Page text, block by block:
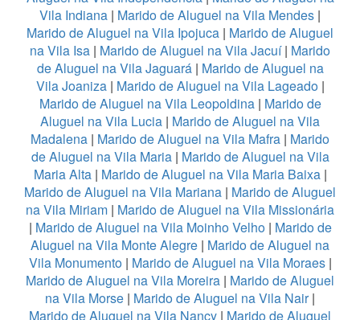
Vila Indiana | Marido de Aluguel na Vila Mendes |
Marido de Aluguel na Vila Ipojuca | Marido de Aluguel
na Vila Isa | Marido de Aluguel na Vila Jacuí| Marido
de Aluguel na Vila Jaguará| Marido de Aluguel na
Vila Joaniza| Marido de Aluguel na Vila Lageado|
Marido de Aluguel na Vila Leopoldina| Marido de
Aluguel na Vila Lucia | Marido de Aluguel na Vila
Madalena | Marido de Aluguel na Vila Mafra | Marido
de Aluguel na Vila Maria| Marido de Aluguel na Vila
Maria Alta| Marido de Aluguel na Vila Maria Baixa|
Marido de Aluguel na Vila Mariana | Marido de Aluguel
na Vila Miriam | Marido de Aluguel na Vila Missionária
| Marido de Aluguel na Vila Moinho Velho| Marido de
Aluguel na Vila Monte Alegre | Marido de Aluguel na
Vila Monumento| Marido de Aluguel na Vila Moraes|
Marido de Aluguel na Vila Moreira | Marido de Aluguel
na Vila Morse | Marido de Aluguel na Vila Nair|
Marido de Aluguel na Vila Nancy | Marido de Aluguel